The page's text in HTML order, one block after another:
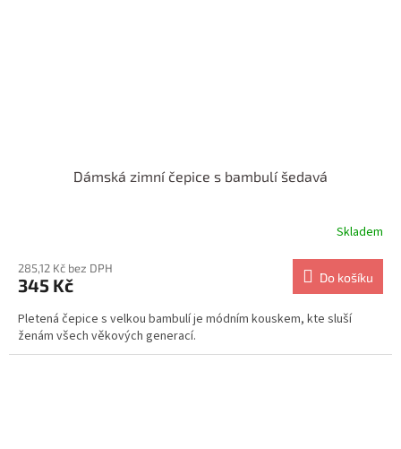
Dámská zimní čepice s bambulí šedavá
Skladem
285,12 Kč bez DPH
345 Kč Do košíku
Pletená čepice s velkou bambulí je módním kouskem, kte sluší
ženám všech věkových generací.